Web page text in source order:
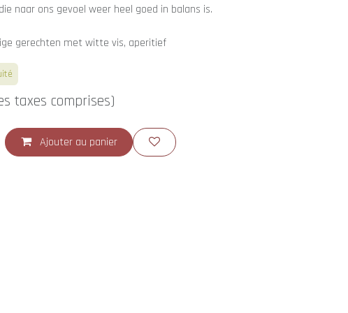
naar ons gevoel weer heel goed in balans is.
gerechten met witte vis, aperitief
taxes comprises)
Ajouter au panier